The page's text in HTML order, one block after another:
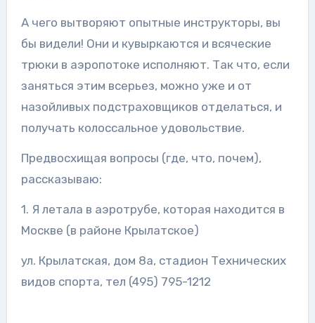
А чего вытворяют опытные инструкторы, вы
бы видели! Они и кувыркаются и всяческие
трюки в аэропотоке исполняют. Так что, если
заняться этим всерьез, можно уже и от
назойливых подстраховщиков отделаться, и
получать колоссальное удовольствие.
Предвосхищая вопросы (где, что, почем),
рассказываю:
1. Я летала в аэротрубе, которая находится в
Москве (в районе Крылатское)
ул. Крылатская, дом 8а, стадион Технических
видов спорта, тел (495) 795-1212